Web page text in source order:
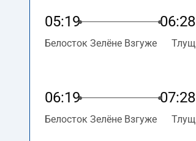
05:19 06:28
Белосток Зелёне Взгуже Тлущ
06:19 07:28
Белосток Зелёне Взгуже Тлущ